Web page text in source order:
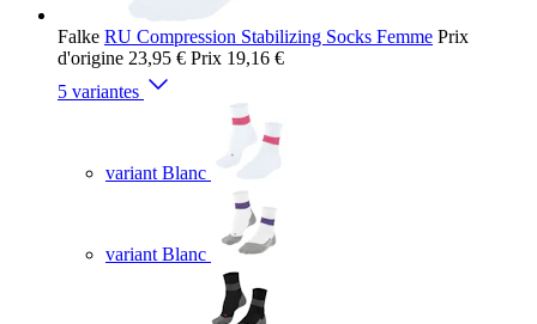
Falke RU Compression Stabilizing Socks Femme Prix
d'origine 23,95 € Prix 19,16 €
5 variantes
variant Blanc
variant Blanc